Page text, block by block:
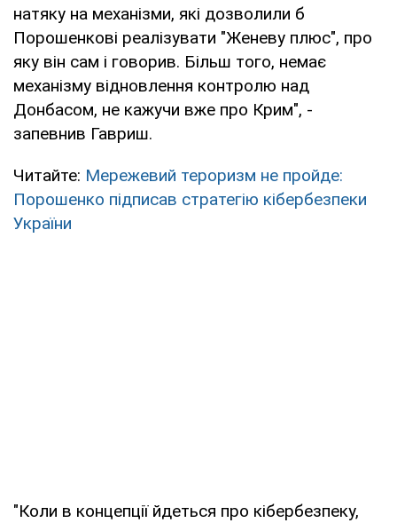
натяку на механізми, які дозволили б
Порошенкові реалізувати "Женеву плюс", про
яку він сам і говорив. Більш того, немає
механізму відновлення контролю над
Донбасом, не кажучи вже про Крим", -
запевнив Гавриш.
Читайте: Мережевий тероризм не пройде:
Порошенко підписав стратегію кібербезпеки
України
"Коли в концепції йдеться про кібербезпеку,